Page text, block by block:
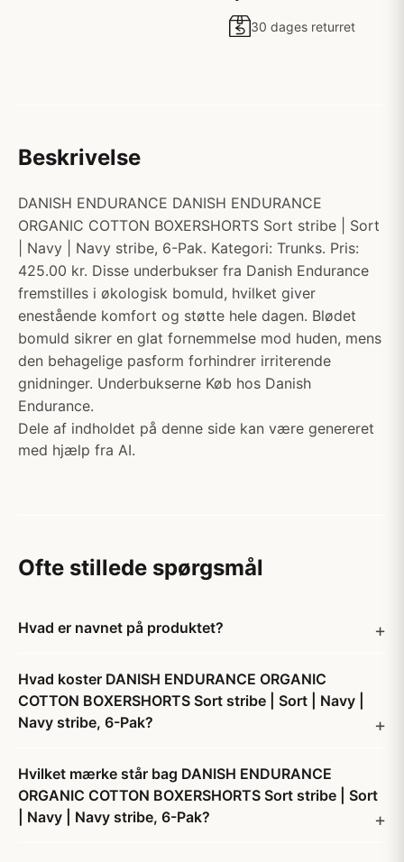
30 dages returret
Beskrivelse
DANISH ENDURANCE DANISH ENDURANCE
ORGANIC COTTON BOXERSHORTS Sort stribe | Sort
| Navy | Navy stribe, 6-Pak. Kategori: Trunks. Pris:
425.00 kr. Disse underbukser fra Danish Endurance
fremstilles i økologisk bomuld, hvilket giver
enestående komfort og støtte hele dagen. Blødet
bomuld sikrer en glat fornemmelse mod huden, mens
den behagelige pasform forhindrer irriterende
gnidninger. Underbukserne Køb hos Danish
Endurance.
Dele af indholdet på denne side kan være genereret
med hjælp fra AI.
Ofte stillede spørgsmål
Hvad er navnet på produktet?
Hvad koster DANISH ENDURANCE ORGANIC
COTTON BOXERSHORTS Sort stribe | Sort | Navy |
Navy stribe, 6-Pak?
Hvilket mærke står bag DANISH ENDURANCE
ORGANIC COTTON BOXERSHORTS Sort stribe | Sort
| Navy | Navy stribe, 6-Pak?